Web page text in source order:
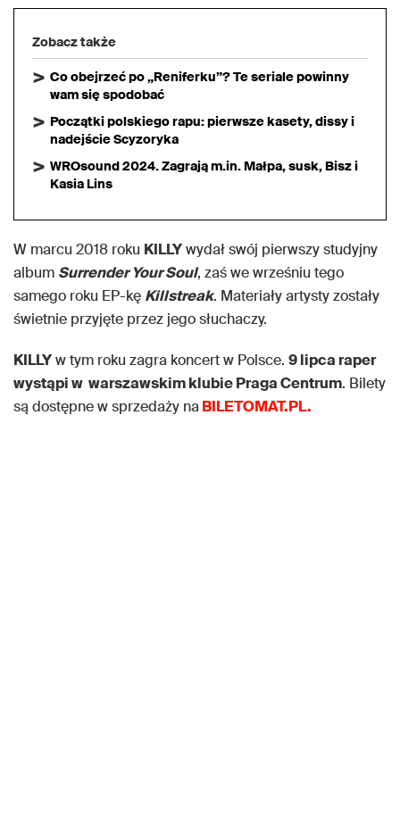
Zobacz także
Co obejrzeć po „Reniferku”? Te seriale powinny
wam się spodobać
Początki polskiego rapu: pierwsze kasety, dissy i
nadejście Scyzoryka
WROsound 2024. Zagrają m.in. Małpa, susk, Bisz i
Kasia Lins
W marcu 2018 roku KILLYwydał swój pierwszy studyjny
album Surrender Your Soul, zaś we wrześniu tego
samego roku EP-kę Killstreak. Materiały artysty zostały
świetnie przyjęte przez jego słuchaczy.
KILLYw tym roku zagra koncert w Polsce. 9 lipca raper
wystąpi w warszawskim klubie Praga Centrum. Bilety
są dostępne w sprzedaży naBILETOMAT.PL.